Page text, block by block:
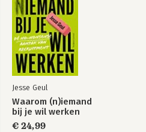
Jesse Geul
Waarom (n)iemand
bij je wil werken
€ 24,99